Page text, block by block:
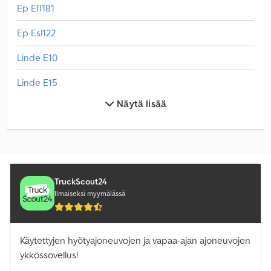
Ep Efl181
Ep Esl122
Linde E10
Linde E15
Linde E16P
Linde E20
Linde E20L
Linde E20Pl
Näytä lisää
TruckScout24
Ilmaiseksi myymälässä
Käytettyjen hyötyajoneuvojen ja vapaa-ajan ajoneuvojen
ykkössovellus!